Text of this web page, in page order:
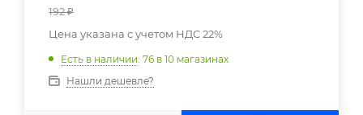
192₽
Цена указана с учетом НДС 22%
Есть в наличии: 76 в 10 магазинах
Нашли дешевле?